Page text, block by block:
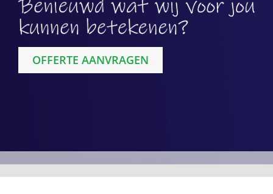
OFFERTE AANVRAGEN